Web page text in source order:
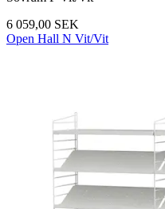
6 059,00 SEK
Open Hall N Vit/Vit